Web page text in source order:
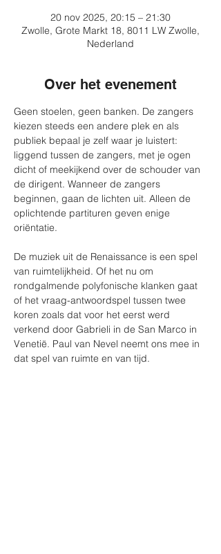
20 nov 2025, 20:15 – 21:30
Zwolle, Grote Markt 18, 8011 LW Zwolle,
Nederland
Over het evenement
Geen stoelen, geen banken. De zangers
kiezen steeds een andere plek en als
publiek bepaal je zelf waar je luistert:
liggend tussen de zangers, met je ogen
dicht of meekijkend over de schouder van
de dirigent. Wanneer de zangers
beginnen, gaan de lichten uit. Alleen de
oplichtende partituren geven enige
oriëntatie.
De muziek uit de Renaissance is een spel
van ruimtelijkheid. Of het nu om
rondgalmende polyfonische klanken gaat
of het vraag-antwoordspel tussen twee
koren zoals dat voor het eerst werd
verkend door Gabrieli in de San Marco in
Venetië. Paul van Nevel neemt ons mee in
dat spel van ruimte en van tijd.